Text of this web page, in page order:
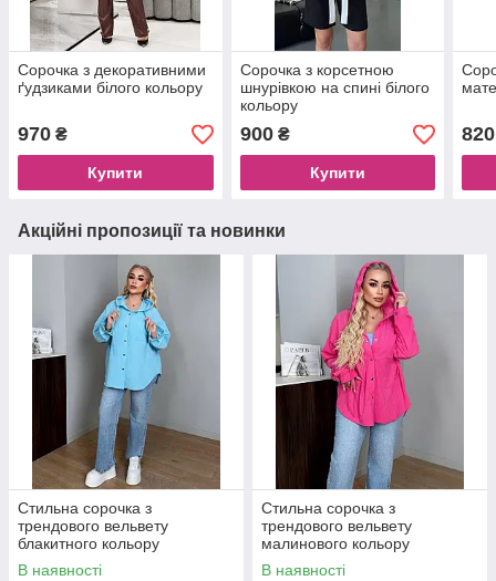
Сорочка з декоративними
ґудзиками білого кольору
970 ₴
Купити
Сорочка з корсетною
шнурівкою на спині білого
кольору
900₴
Купити
820
Акційні пропозиції та новинки
Стильна сорочка з
трендового вельвету
блакитного кольору
В наявності
Стильна сорочка з
трендового вельвету
малинового кольору
В наявності